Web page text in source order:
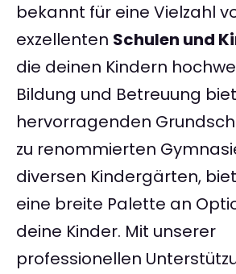
bekannt für eine Vielzahl
exzellenten Schulen und
die deinen Kindern
Bildung und Betreuung
hervorragenden
zu renommierten
diversen Kindergärten,
eine breite Palette an
deine Kinder. Mit unserer
professionellen